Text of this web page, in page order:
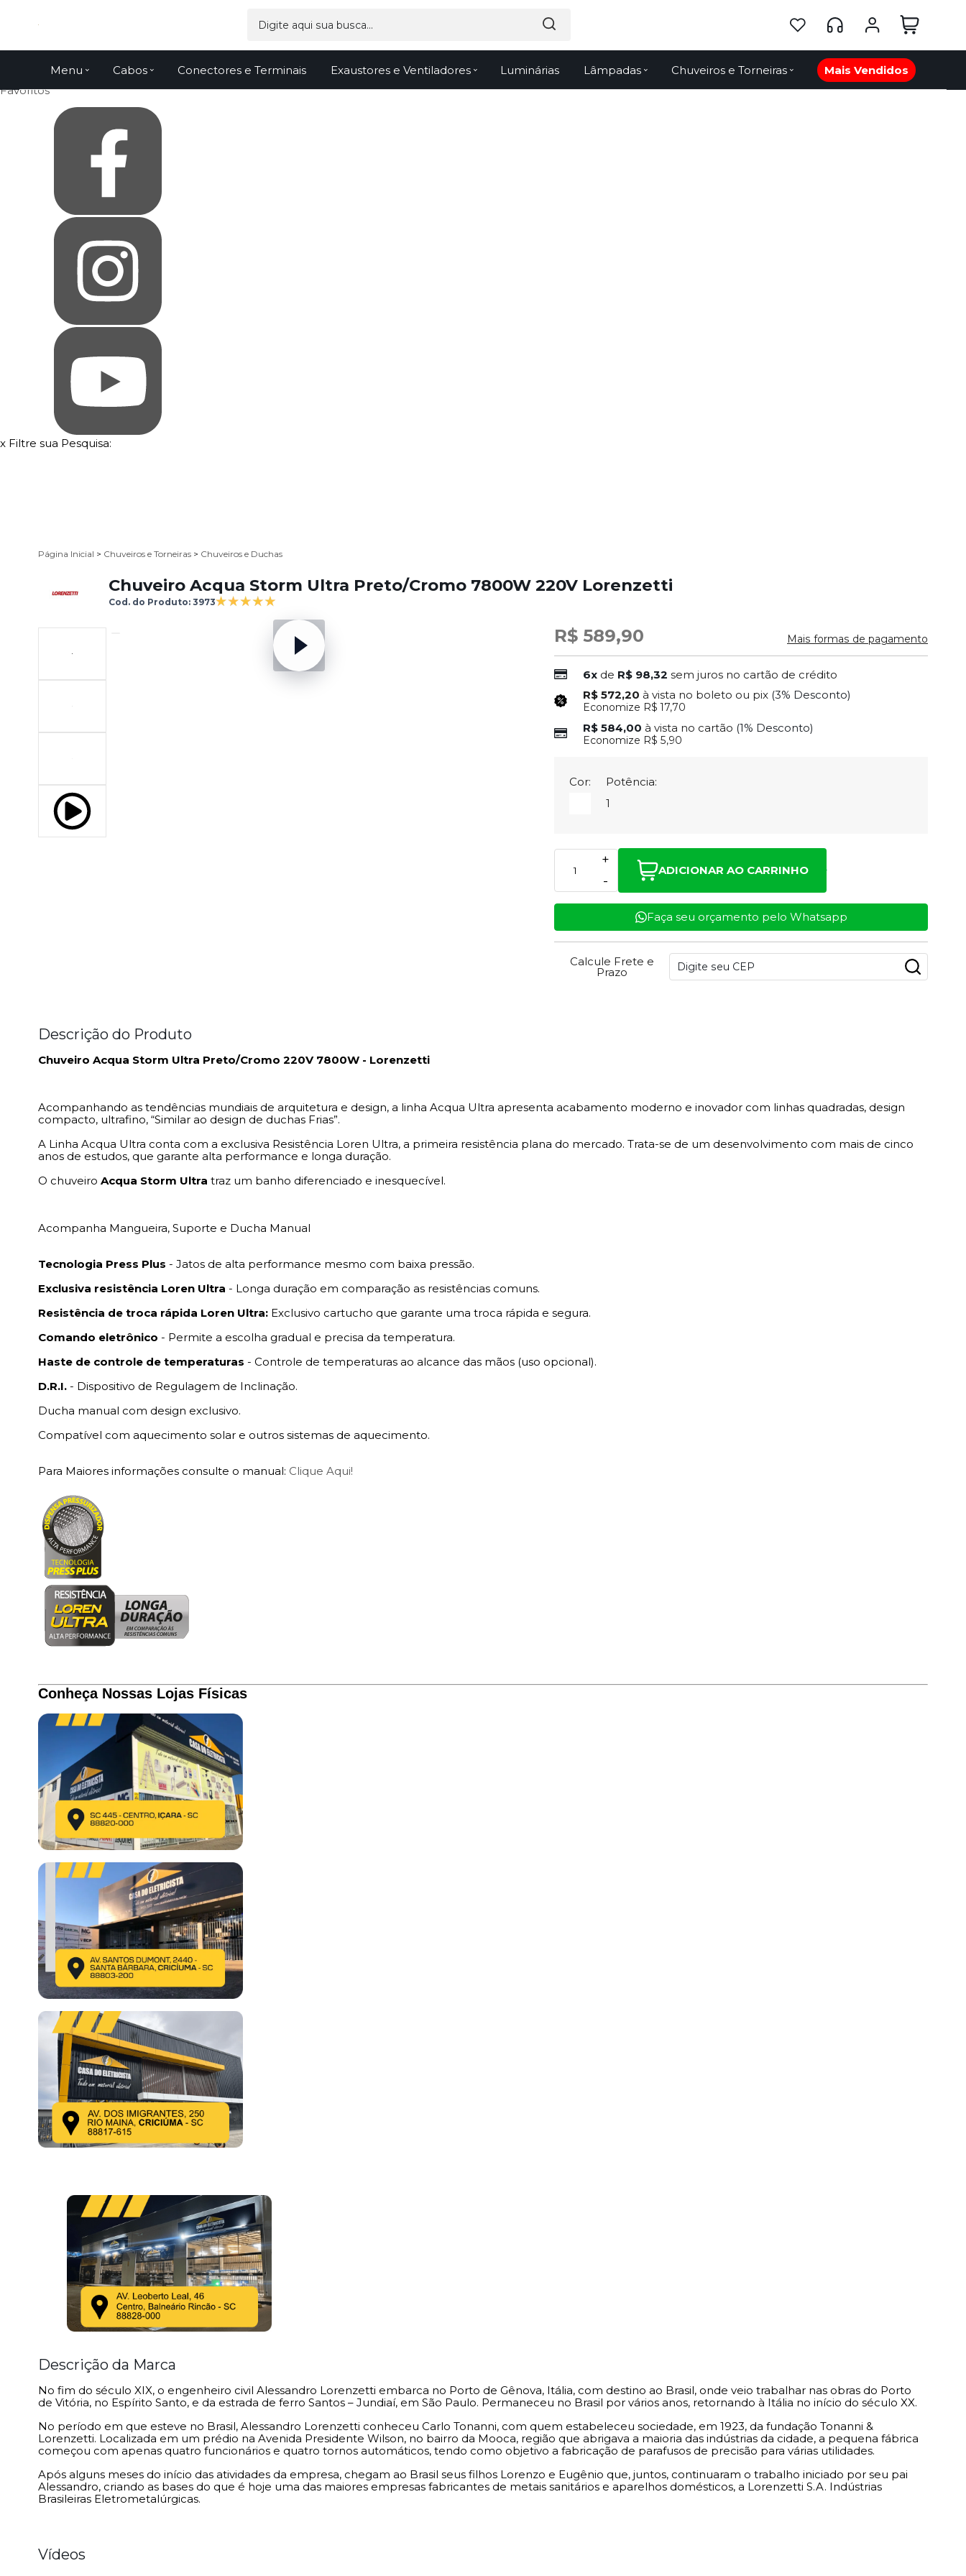
Página Inicial
Como Comprar
Fale Conosco
Venda Atacado
Favoritos
x Filtre sua Pesquisa:
Menu Cabos Conectores e Terminais Exaustores e Ventiladores Luminárias Lâmpadas Chuveiros e Torneiras Mais Vendidos
Página Inicial > Chuveiros e Torneiras > Chuveiros e Duchas
Chuveiro Acqua Storm Ultra Preto/Cromo 7800W 220V Lorenzetti
Cod. do Produto: 3973
R$ 589,90 Mais formas de pagamento
6x de R$ 98,32 sem juros no cartão de crédito
R$ 572,20 à vista no boleto ou pix (3% Desconto)
Economize R$ 17,70
R$ 584,00 à vista no cartão (1% Desconto)
Economize R$ 5,90
Cor:
Potência:
1
-
+
ADICIONAR AO CARRINHO
Faça seu orçamento pelo Whatsapp
Calcule Frete e
Prazo
Descrição do Produto
Chuveiro Acqua Storm Ultra Preto/Cromo 220V 7800W - Lorenzetti
Acompanhando as tendências mundiais de arquitetura e design, a linha Acqua Ultra apresenta acabamento moderno e inovador com linhas quadradas, design
compacto, ultrafino, “Similar ao design de duchas Frias”.
A Linha Acqua Ultra conta com a exclusiva Resistência Loren Ultra, a primeira resistência plana do mercado. Trata-se de um desenvolvimento com mais de cinco
anos de estudos, que garante alta performance e longa duração.
O chuveiro Acqua Storm Ultra traz um banho diferenciado e inesquecível.
Acompanha Mangueira, Suporte e Ducha Manual
Tecnologia Press Plus - Jatos de alta performance mesmo com baixa pressão.
Exclusiva resistência Loren Ultra - Longa duração em comparação as resistências comuns.
Resistência de troca rápida Loren Ultra: Exclusivo cartucho que garante uma troca rápida e segura.
Comando eletrônico - Permite a escolha gradual e precisa da temperatura.
Haste de controle de temperaturas - Controle de temperaturas ao alcance das mãos (uso opcional).
D.R.I. - Dispositivo de Regulagem de Inclinação.
Ducha manual com design exclusivo.
Compatível com aquecimento solar e outros sistemas de aquecimento.
Para Maiores informações consulte o manual: Clique Aqui!
Conheça Nossas Lojas Físicas
Descrição da Marca
No fim do século XIX, o engenheiro civil Alessandro Lorenzetti embarca no Porto de Gênova, Itália, com destino ao Brasil, onde veio trabalhar nas obras do Porto
de Vitória, no Espírito Santo, e da estrada de ferro Santos – Jundiaí, em São Paulo. Permaneceu no Brasil por vários anos, retornando à Itália no início do século XX.
No período em que esteve no Brasil, Alessandro Lorenzetti conheceu Carlo Tonanni, com quem estabeleceu sociedade, em 1923, da fundação Tonanni &
Lorenzetti. Localizada em um prédio na Avenida Presidente Wilson, no bairro da Mooca, região que abrigava a maioria das indústrias da cidade, a pequena fábrica
começou com apenas quatro funcionários e quatro tornos automáticos, tendo como objetivo a fabricação de parafusos de precisão para várias utilidades.
Após alguns meses do início das atividades da empresa, chegam ao Brasil seus filhos Lorenzo e Eugênio que, juntos, continuaram o trabalho iniciado por seu pai
Alessandro, criando as bases do que é hoje uma das maiores empresas fabricantes de metais sanitários e aparelhos domésticos, a Lorenzetti S.A. Indústrias
Brasileiras Eletrometalúrgicas.
Vídeos